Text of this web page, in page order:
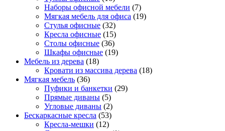
Наборы офисной мебели (7)
Мягкая мебель для офиса (19)
Стулья офисные (32)
Кресла офисные (15)
Столы офисные (36)
Шкафы офисные (19)
Мебель из дерева (18)
Кровати из массива дерева (18)
Мягкая мебель (36)
Пуфики и банкетки (29)
Прямые диваны (5)
Угловые диваны (2)
Бескаркасные кресла (53)
Кресла-мешки (12)